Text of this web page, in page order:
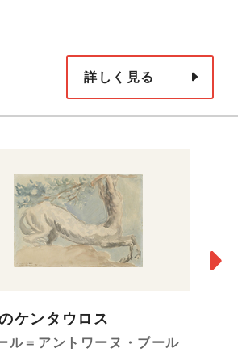
詳しく見る
ケンタウロス
ル＝アントワーヌ・ブール